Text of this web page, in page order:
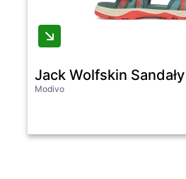
Jack Wolfskin
Modivo